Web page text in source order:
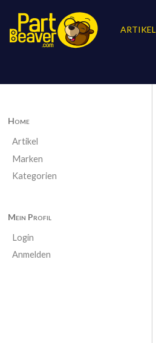
ARTIKEL
Home
Artikel
Marken
Kategorien
Mein Profil
Login
Anmelden